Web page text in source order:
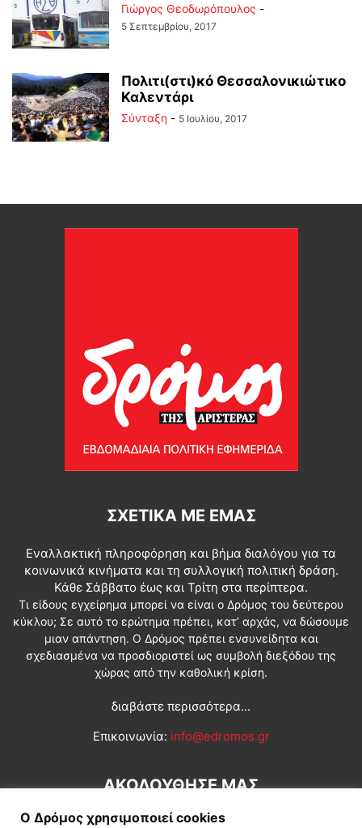
Γιώργος Θεοδωρόπουλος -
5 Σεπτεμβρίου, 2017
Πολιτι(στι)κό Θεσσαλονικιώτικο
Καλεντάρι
Σύνταξη - 5 Ιουλίου, 2017
ΣΧΕΤΙΚΆ ΜΕ ΕΜΆΣ
Εναλλακτική πληροφόρηση και βήμα διαλόγου για τα
κοινωνικά κινήματα και τη συλλογική πολιτική δράση.
Κάθε Σάββατο έως και Τρίτη στα περίπτερα.
Τι είδους εγχείρημα μπορεί να είναι ο Δρόμος του δεύτερου
κύκλου; Σε αυτό το ερώτημα πρέπει, κατ’ αρχάς, να δώσουμε
μιαν απάντηση. Ο Δρόμος πρέπει ενσυνείδητα και
σχεδιασμένα να προσδιοριστεί ως συμβολή διεξόδου της
χώρας από την καθολική κρίση.
διαβάστε περισσότερα...
Επικοινωνία: info@edromos.gr
ΑΚΟΛΟΥΘΗΣΕ ΜΑΣ
Ο Δρόμος χρησιμοποιεί cookies